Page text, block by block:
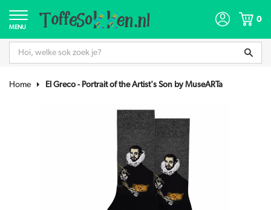
MENU
0
Home El Greco - Portrait of the Artist's Son by MuseARTa